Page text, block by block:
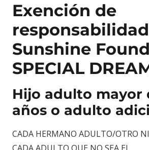
Exención de
responsabilidad
Sunshine
SPECIAL
Hijo adulto mayor
años o adulto
CADA HERMANO ADULTO/OTRO